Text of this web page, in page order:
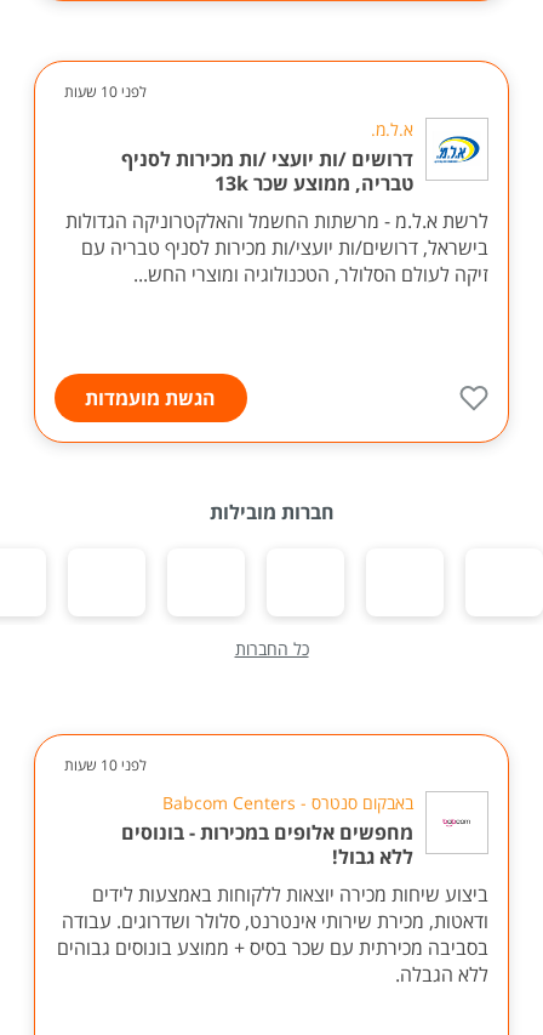
לפני 10 שעות
א.ל.מ.
דרושים /ות יועצי /ות מכירות לסניף
טבריה, ממוצע שכר 13k
לרשת א.ל.מ - מרשתות החשמל והאלקטרוניקה הגדולות
בישראל, דרושים/ות יועצי/ות מכירות לסניף טבריה עם
זיקה לעולם הסלולר, הטכנולוגיה ומוצרי החש...
הגשת מועמדות
חברות מובילות
כל החברות
לפני 10 שעות
באבקום סנטרס - Babcom Centers
מחפשים אלופים במכירות - בונוסים
ללא גבול!
ביצוע שיחות מכירה יוצאות ללקוחות באמצעות לידים
ודאטות, מכירת שירותי אינטרנט, סלולר ושדרוגים. עבודה
בסביבה מכירתית עם שכר בסיס + ממוצע בונוסים גבוהים
ללא הגבלה.